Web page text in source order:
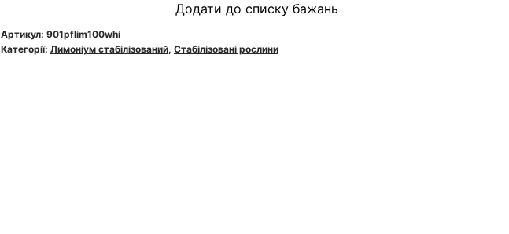
кількість
Додати до списку бажань
Артикул: 901pflim100whi
Категорії: Лимоніум стабілізований, Стабілізовані рослини